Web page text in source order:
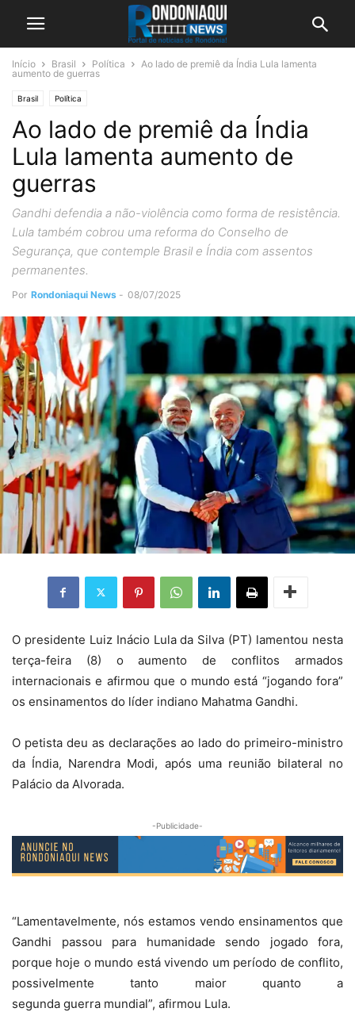
Início Brasil Política
Ao lado de premiê da Índia Lula lamenta
aumento de guerras
Brasil Política
Ao lado de premiê da Índia
Lula lamenta aumento de
guerras
Gandhi defendia a não-violência como forma de resistência.
Lula também cobrou uma reforma do Conselho de
Segurança, que contemple Brasil e Índia com assentos
permanentes.
Por Rondoniaqui News - 08/07/2025
O presidente Luiz Inácio Lula da Silva (PT) lamentou nesta
terça-feira (8) o aumento de conflitos armados
internacionais e afirmou que o mundo está “jogando fora”
os ensinamentos do líder indiano Mahatma Gandhi.
O petista deu as declarações ao lado do primeiro-ministro
da Índia, Narendra Modi, após uma reunião bilateral no
Palácio da Alvorada.
-Publicidade-
“Lamentavelmente, nós estamos vendo ensinamentos que
Gandhi passou para humanidade sendo jogado fora,
porque hoje o mundo está vivendo um período de conflito,
possivelmente tanto maior quanto a
segunda guerra mundial”, afirmou Lula.